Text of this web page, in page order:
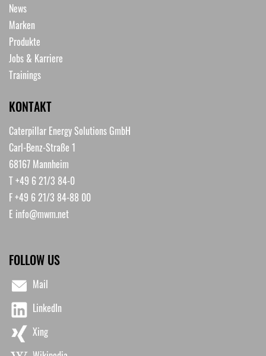
News
Marken
Produkte
Jobs & Karriere
Trainings
KONTAKT
Caterpillar Energy Solutions GmbH
Carl-Benz-Straße 1
68167 Mannheim
T +49 6 21/3 84-0
F +49 6 21/3 84-88 00
E info@mwm.net
FOLLOW US
Mail
LinkedIn
Xing